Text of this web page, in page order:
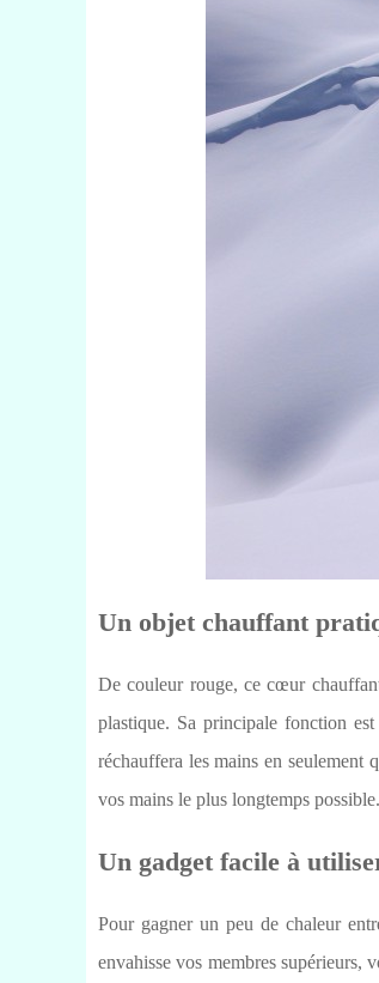
Un objet chauffant
De couleur rouge, ce cœur
plastique. Sa principale fonction
réchauffera les mains en
vos mains le plus longtemps
Un gadget facile à
Pour gagner un peu de chaleur
envahisse vos membres supérieurs,